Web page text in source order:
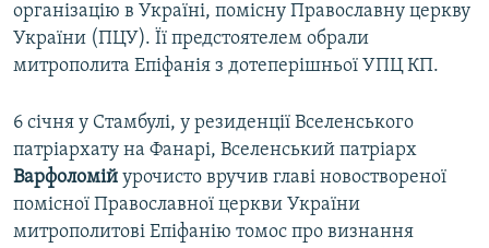
організацію в Україні, помісну Православну церкву
України (ПЦУ). Її предстоятелем обрали
митрополита Епіфанія з дотеперішньої УПЦ КП.
6 січня у Стамбулі, у резиденції Вселенського
патріархату на Фанарі, Вселенський патріарх
Варфоломій урочисто вручив главі новоствореної
помісної Православної церкви України
митрополитові Епіфанію томос про визнання